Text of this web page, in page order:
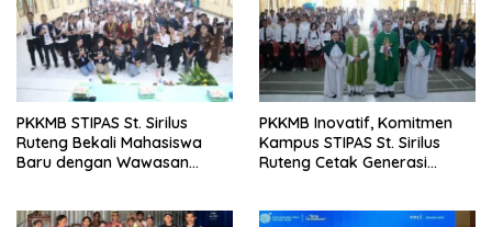
PKKMB STIPAS St. Sirilus
Ruteng Bekali Mahasiswa
Baru dengan Wawasan
PKKMB Inovatif, Komitmen
Kampus STIPAS St. Sirilus
Ruteng Cetak Generasi